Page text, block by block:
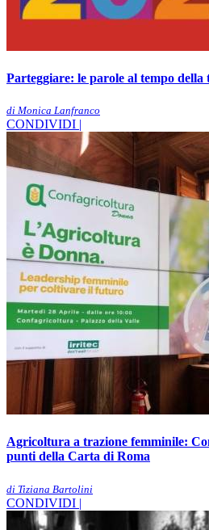
Parteggiare: le parole al tempo della
di Monica Lanfranco
CONDIVIDI |
Agricoltura a trazione femminile:
punti della Carta di Roma
di Tiziana Bartolini
CONDIVIDI |